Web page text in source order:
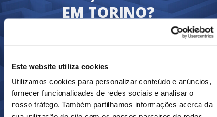
Este website utiliza cookies
Utilizamos cookies para personalizar conteúdo e anúncios,
fornecer funcionalidades de redes sociais e analisar o
nosso tráfego. Também partilhamos informações acerca da
EM TORINO?
Nós garantiremos que você receberá
ou seja, o pagamento de suas faturas.
hoje e nós começaremos imediatamente o
processo de recuperação de dívidas.